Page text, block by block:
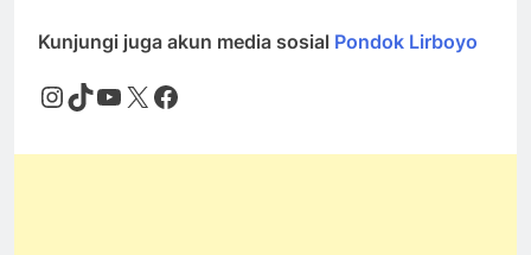
Kunjungi juga akun media sosial Pondok Lirboyo
Instagram
TikTok
YouTube
X Facebook